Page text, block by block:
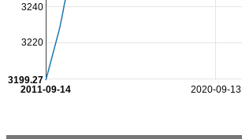
2020-09-13
2011-09-14
3220
3240
3199.27